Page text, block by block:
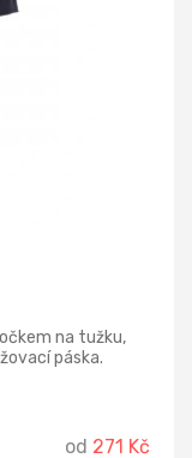
na tužku,
páska.
od 271 Kč